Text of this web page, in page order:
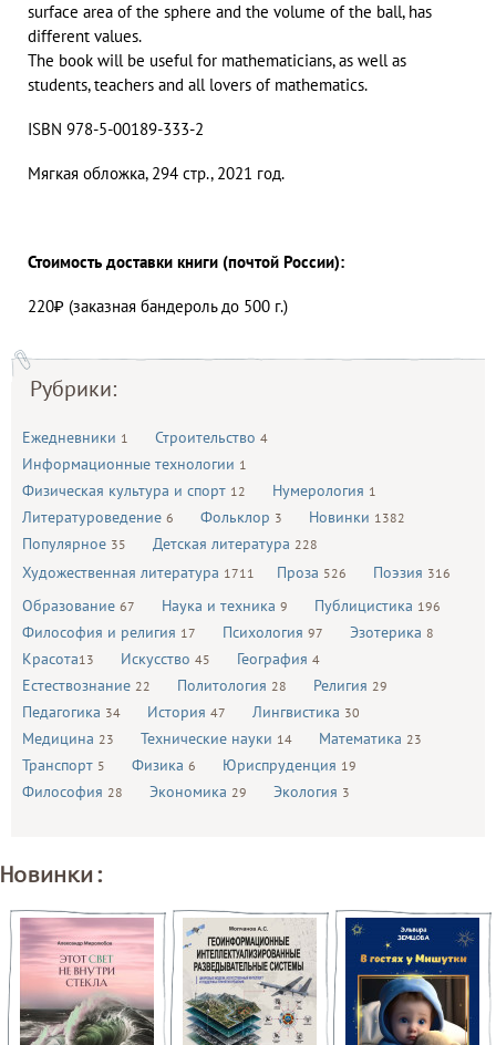
Рубрики:
Ежедневники 1 Строительство 4
Информационные технологии 1
Физическая культура и спорт 12 Нумерология 1
Литературоведение 6 Фольклор 3 Новинки 1382
Популярное 35 Детская литература 228
Художественная литература 1711 Проза 526 Поэзия 316
Образование 67 Наука и техника 9 Публицистика 196
Философия и религия 17 Психология 97 Эзотерика 8
Красота13 Искусство 45 География 4
Естествознание 22 Политология 28 Религия 29
Педагогика 34 История 47 Лингвистика 30
Медицина 23 Технические науки 14 Математика 23
Транспорт 5 Физика 6 Юриспруденция 19
Философия 28 Экономика 29 Экология 3
surface area of the sphere and the volume of the ball, has
different values.
The book will be useful for mathematicians, as well as
students, teachers and all lovers of mathematics.
ISBN 978-5-00189-333-2
Мягкая обложка, 294 стр., 2021 год.
Стоимость доставки книги (почтой России):
220₽ (заказная бандероль до 500 г.)
Новинки: